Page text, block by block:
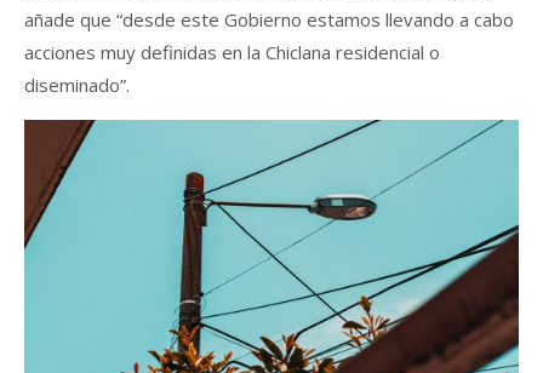
añade que “desde este Gobierno estamos llevando a cabo
acciones muy definidas en la Chiclana residencial o
diseminado”.